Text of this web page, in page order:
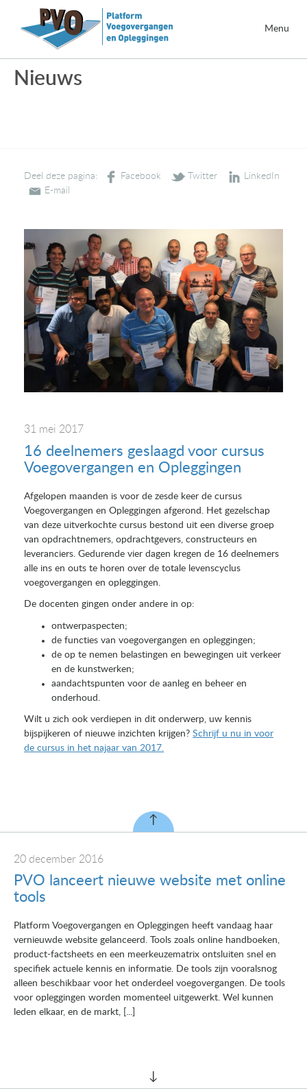
Menu
Nieuws
Deel deze pagina:
31 mei 2017
16 deelnemers geslaagd voor cursus
Voegovergangen en Opleggingen
Afgelopen maanden is voor de zesde keer de cursus
Voegovergangen en Opleggingen afgerond. Het gezelschap
van deze uitverkochte cursus bestond uit een diverse groep
van opdrachtnemers, opdrachtgevers, constructeurs en
leveranciers. Gedurende vier dagen kregen de 16 deelnemers
alle ins en outs te horen over de totale levenscyclus
voegovergangen en opleggingen.
De docenten gingen onder andere in op:
ontwerpaspecten;
de functies van voegovergangen en opleggingen;
de op te nemen belastingen en bewegingen uit verkeer
en de kunstwerken;
aandachtspunten voor de aanleg en beheer en
onderhoud.
Wilt u zich ook verdiepen in dit onderwerp, uw kennis
bijspijkeren of nieuwe inzichten krijgen? Schrijf u nu in voor
de cursus in het najaar van 2017.
20 december 2016
PVO lanceert nieuwe website met online
tools
Platform Voegovergangen en Opleggingen heeft vandaag haar
vernieuwde website gelanceerd. Tools zoals online handboeken,
product-factsheets en een meerkeuzematrix ontsluiten snel en
specifiek actuele kennis en informatie. De tools zijn vooralsnog
alleen beschikbaar voor het onderdeel voegovergangen. De tools
voor opleggingen worden momenteel uitgewerkt. Wel kunnen
leden elkaar, en de markt, [...]